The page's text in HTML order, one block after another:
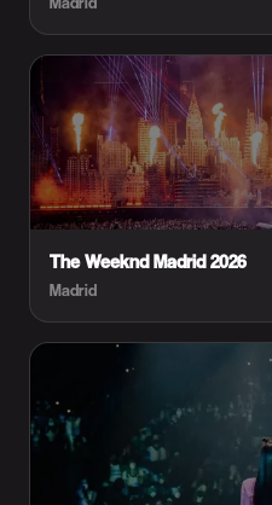
The Weeknd Madrid 2026
Madrid